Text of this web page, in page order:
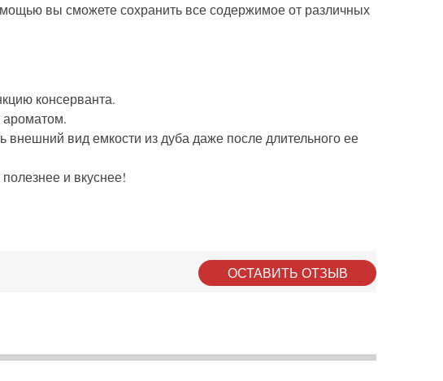
вы сможете сохранить все содержимое от различных
консерванта.
внешний вид емкости из дуба даже после длительного ее
и вкуснее!
ОСТАВИТЬ ОТЗЫВ